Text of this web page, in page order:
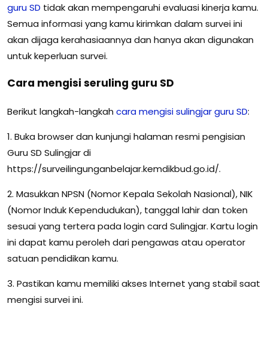
guru SD tidak akan mempengaruhi evaluasi kinerja kamu.
Semua informasi yang kamu kirimkan dalam survei ini
akan dijaga kerahasiaannya dan hanya akan digunakan
untuk keperluan survei.
Cara mengisi seruling guru SD
Berikut langkah-langkah cara mengisi sulingjar guru SD:
1. Buka browser dan kunjungi halaman resmi pengisian
Guru SD Sulingjar di
https://surveilingunganbelajar.kemdikbud.go.id/.
2. Masukkan NPSN (Nomor Kepala Sekolah Nasional), NIK
(Nomor Induk Kependudukan), tanggal lahir dan token
sesuai yang tertera pada login card Sulingjar. Kartu login
ini dapat kamu peroleh dari pengawas atau operator
satuan pendidikan kamu.
3. Pastikan kamu memiliki akses Internet yang stabil saat
mengisi survei ini.